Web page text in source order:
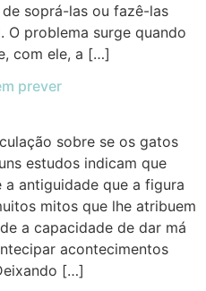
soprá-las ou fazê-las
O problema surge quando
com ele, a […]
prever
sobre se os gatos
estudos indicam que
antiguidade que a figura
mitos que lhe atribuem
a capacidade de dar má
acontecimentos
[…]